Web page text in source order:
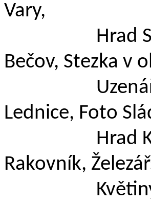
Vary,
Hrad Sloup,
Bečov, Stezka v
Uzenářství a
Lednice, Foto
Hrad
Rakovník,
Květiny